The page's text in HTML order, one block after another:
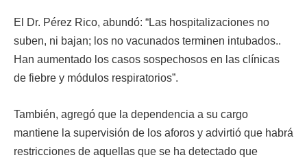
El Dr. Pérez Rico, abundó: “Las hospitalizaciones no
suben, ni bajan; los no vacunados terminen intubados..
Han aumentado los casos sospechosos en las clínicas
de fiebre y módulos respiratorios”.
También, agregó que la dependencia a su cargo
mantiene la supervisión de los aforos y advirtió que habrá
restricciones de aquellas que se ha detectado que